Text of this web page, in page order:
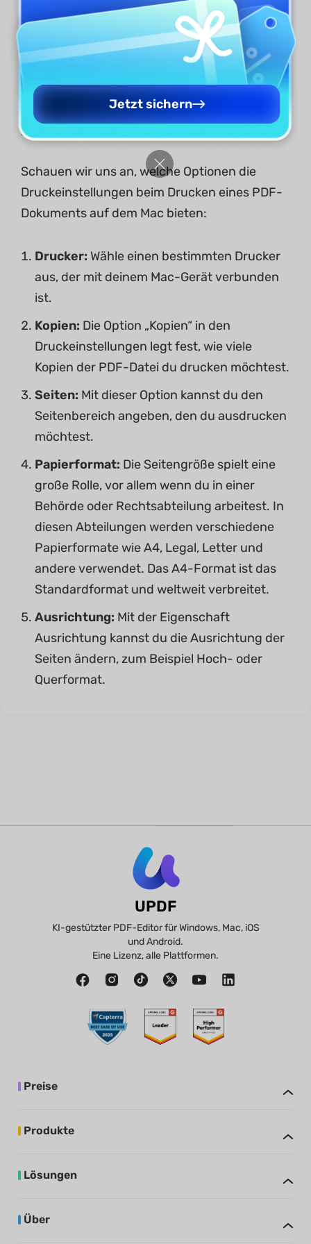
Druckeinstellungen
Schauen wir uns an, welche Optionen die
Druckeinstellungen beim Drucken eines PDF-
Dokuments auf dem Mac bieten:
Drucker: Wähle einen bestimmten Drucker
aus, der mit deinem Mac-Gerät verbunden
ist.
Kopien: Die Option „Kopien“ in den
Druckeinstellungen legt fest, wie viele
Kopien der PDF-Datei du drucken möchtest.
Seiten: Mit dieser Option kannst du den
Seitenbereich angeben, den du ausdrucken
möchtest.
Papierformat: Die Seitengröße spielt eine
große Rolle, vor allem wenn du in einer
Behörde oder Rechtsabteilung arbeitest. In
diesen Abteilungen werden verschiedene
Papierformate wie A4, Legal, Letter und
andere verwendet. Das A4-Format ist das
Standardformat und weltweit verbreitet.
Ausrichtung: Mit der Eigenschaft
Ausrichtung kannst du die Ausrichtung der
Seiten ändern, zum Beispiel Hoch- oder
Querformat.
Jetzt sichern
UPDF
KI-gestützter PDF-Editor für Windows, Mac, iOS
und Android.
Eine Lizenz, alle Plattformen.
Preise
Produkte
Lösungen
Über